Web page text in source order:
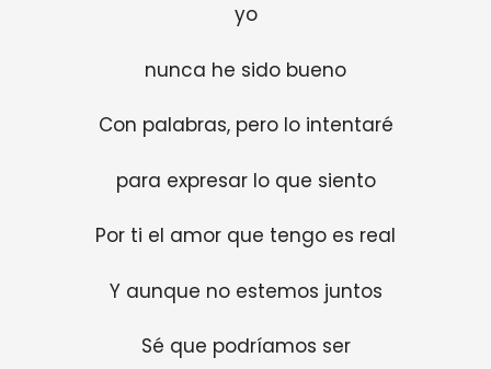
yo
nunca he sido bueno
Con palabras, pero lo intentaré
para expresar lo que siento
Por ti el amor que tengo es real
Y aunque no estemos juntos
Sé que podríamos ser